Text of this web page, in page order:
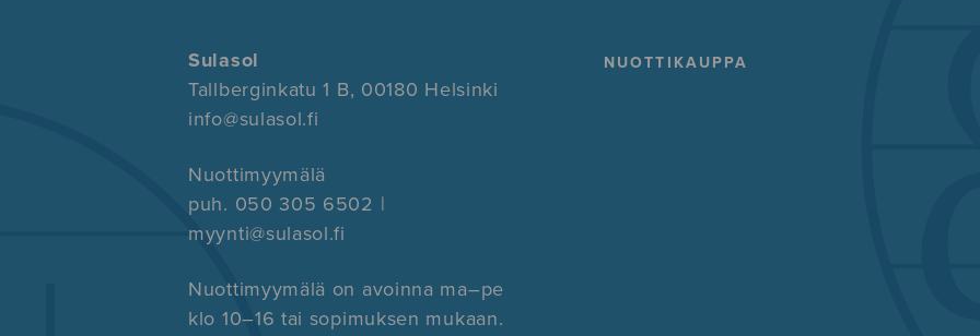
Sulasol
Tallberginkatu 1 B, 00180 Helsinki
info@sulasol.fi
Nuottimyymälä
puh. 050 305 6502 |
myynti@sulasol.fi
Nuottimyymälä on avoinna ma–pe
klo 10–16 tai sopimuksen mukaan.
NUOTTIKAUPPA